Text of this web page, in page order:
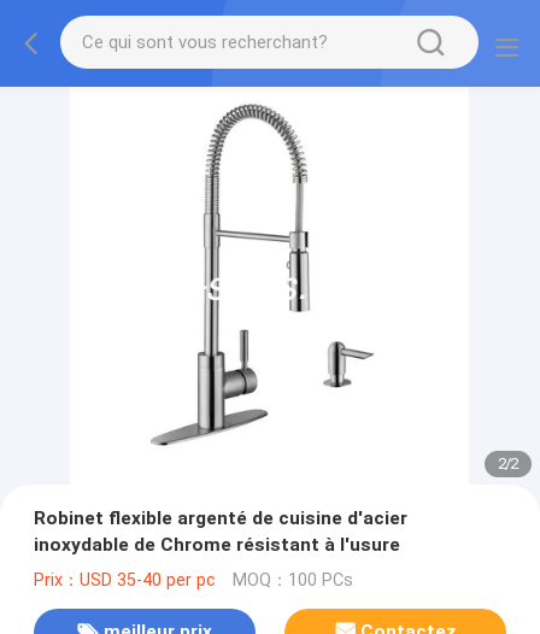
2/2
Robinet flexible argenté de cuisine d'acier
inoxydable de Chrome résistant à l'usure
Prix：USD 35-40 per pc MOQ：100 PCs